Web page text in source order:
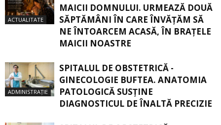
ACTUALITATE
MAICII DOMNULUI. URMEAZĂ DOUĂ
SĂPTĂMÂNI ÎN CARE ÎNVĂŢĂM SĂ
NE ÎNTOARCEM ACASĂ, ÎN BRAŢELE
MAICII NOASTRE
ADMINISTRAȚIE
SPITALUL DE OBSTETRICĂ -
GINECOLOGIE BUFTEA. ANATOMIA
PATOLOGICĂ SUSŢINE
DIAGNOSTICUL DE ÎNALTĂ PRECIZIE